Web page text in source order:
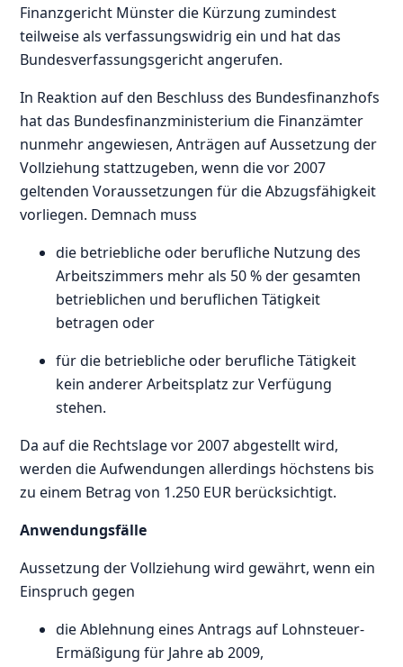
Finanzgericht Münster die Kürzung zumindest
teilweise als verfassungswidrig ein und hat das
Bundesverfassungsgericht angerufen.
In Reaktion auf den Beschluss des Bundesfinanzhofs
hat das Bundesfinanzministerium die Finanzämter
nunmehr angewiesen, Anträgen auf Aussetzung der
Vollziehung stattzugeben, wenn die vor 2007
geltenden Voraussetzungen für die Abzugsfähigkeit
vorliegen. Demnach muss
die betriebliche oder berufliche Nutzung des
Arbeitszimmers mehr als 50 % der gesamten
betrieblichen und beruflichen Tätigkeit
betragen oder
für die betriebliche oder berufliche Tätigkeit
kein anderer Arbeitsplatz zur Verfügung
stehen.
Da auf die Rechtslage vor 2007 abgestellt wird,
werden die Aufwendungen allerdings höchstens bis
zu einem Betrag von 1.250 EUR berücksichtigt.
Anwendungsfälle
Aussetzung der Vollziehung wird gewährt, wenn ein
Einspruch gegen
die Ablehnung eines Antrags auf Lohnsteuer-
Ermäßigung für Jahre ab 2009,